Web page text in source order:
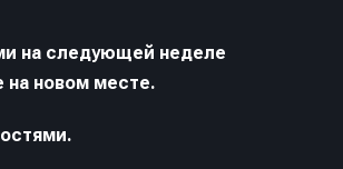
на следующей неделе
на новом месте.